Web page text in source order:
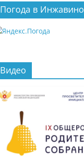
Погода в Инжавино
Видео